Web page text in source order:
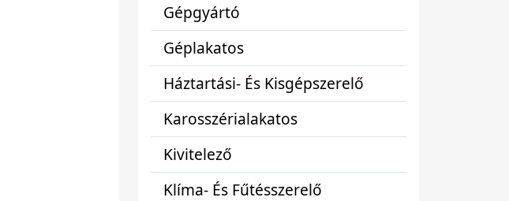
Gépgyártó
Géplakatos
Háztartási- És Kisgépszerelő
Karosszérialakatos
Kivitelező
Klíma- És Fűtésszerelő